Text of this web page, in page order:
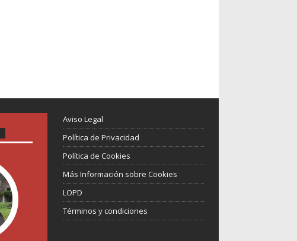
Aviso Legal
Política de Privacidad
Política de Cookies
Más Información sobre Cookies
LOPD
Términos y condiciones